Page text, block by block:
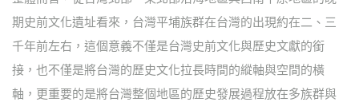
期史前文化遺址看來，台灣平埔族群在台灣的出現約在二、三
千年前左右，這個意義不僅是台灣史前文化與歷史文獻的銜
接，也不僅是將台灣的歷史文化拉長時間的縱軸與空間的橫
軸，更重要的是將台灣整個地區的歷史發展過程放在多族群與